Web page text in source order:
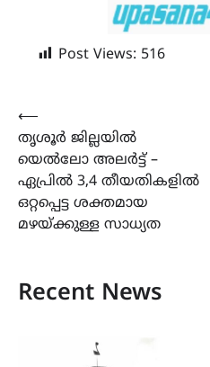
Post Views: 516
Post
navigation
⟵
തൃശൂർ ജില്ലയിൽ
യെൽലോ അലർട്ട് –
ഏപ്രിൽ 3,4 തീയതികളിൽ
ഒറ്റപ്പെട്ട ശക്തമായ
മഴയ്ക്കുള്ള സാധ്യത
Recent News